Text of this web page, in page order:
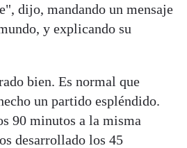
dijo, mandando un mensaje
y explicando su
bien. Es normal que
un partido espléndido.
90 minutos a la misma
desarrollado los 45